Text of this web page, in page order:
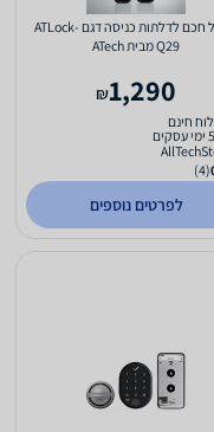
מנעול חכם לדלתות כניסה דגם ATLock-
Q29 מבית ATech
1,290
₪
חינם
(4)
לפרטים נוספים